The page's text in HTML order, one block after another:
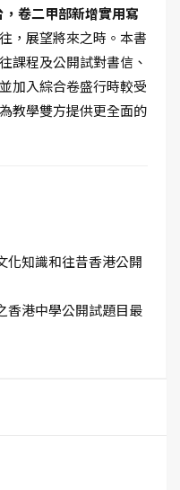
卷二甲部新增實用寫
，展望將來之時。本書
課程及公開試對書信、
加入綜合卷盛行時較受
教學雙方提供更全面的
化知識和往昔香港公開
香港中學公開試題目最